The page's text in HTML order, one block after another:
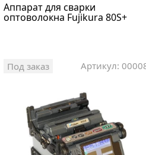
Аппарат для сварки
оптоволокна Fujikura 80S+
Под заказ Артикул: